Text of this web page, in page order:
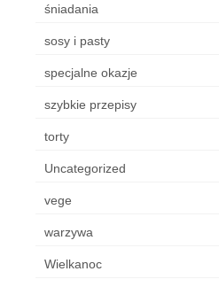
śniadania
sosy i pasty
specjalne okazje
szybkie przepisy
torty
Uncategorized
vege
warzywa
Wielkanoc